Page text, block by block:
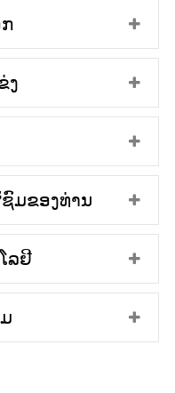
ງ
ມຂອງທ່ານ
ລຢີ